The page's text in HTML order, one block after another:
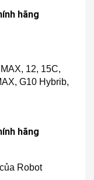
hãng
12, 15C,
G10 Hybrib,
hãng
Robot